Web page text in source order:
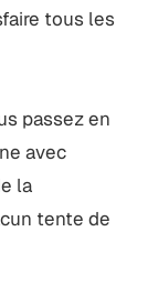
tous les
passez en
avec
la
tente de